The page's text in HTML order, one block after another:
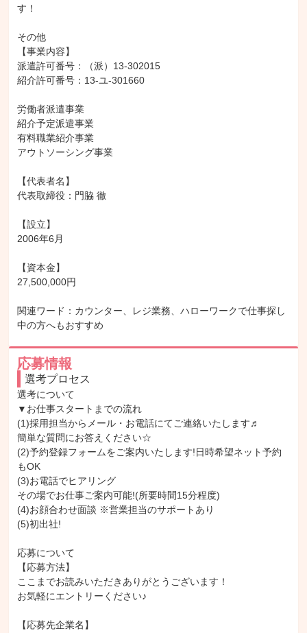
す！
その他
【事業内容】
派遣許可番号：（派）13-302015
紹介許可番号：13-ユ-301660
労働者派遣事業
紹介予定派遣事業
有料職業紹介事業
アウトソーシング事業
【代表者名】
代表取締役：門脇 徹
【設立】
2006年6月
【資本金】
27,500,000円
関連ワード：カウンター、レジ業務、ハローワークで仕事探し
中の方へもおすすめ
応募情報
選考プロセス
選考について
▼お仕事スタートまでの流れ
(1)採用担当からメール・お電話にてご連絡いたします♬
簡単な質問にお答えください☆
(2)予約登録フォームをご案内いたします!日時希望ネット予約
もOK
(3)お電話でヒアリング
その場でお仕事ご案内可能!(所要時間15分程度)
(4)お顔合わせ面談 ※営業担当のサポートあり
(5)初出社!
応募について
【応募方法】
ここまでお読みいただきありがとうございます！
お気軽にエントリーください♪
【応募先企業名】